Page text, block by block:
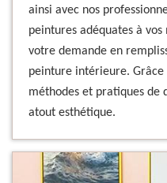
ainsi avec nos
peintures adéquates à
votre demande en
peinture intérieure. Grâce
méthodes et pratiques de
atout esthétique.